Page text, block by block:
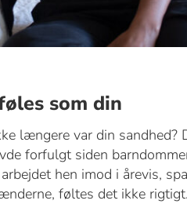
som din
længere var din sandhed?
forfulgt siden
hen imod i årevis,
føltes det ikke